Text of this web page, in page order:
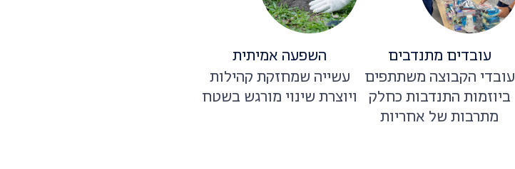
עובדים מתנדבים
עובדי הקבוצה משתתפים
ביוזמות התנדבות כחלק
מתרבות של אחריות
השפעה אמיתית
עשייה שמחזקת קהילות
ויוצרת שינוי מורגש בשטח